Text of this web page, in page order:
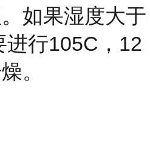
如果湿度大于
进行105C，12
。